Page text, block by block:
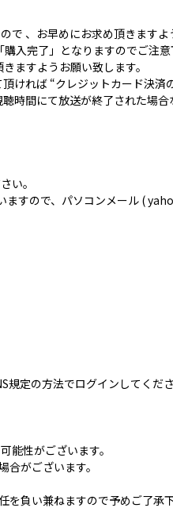
、お早めにお求め頂きますよ
入完了」となりますのでご注意
ますようお願い致します。
ければ “クレジットカード決済
時間にて放送が終了された場
い。
すので、パソコンメール (
定の方法でログインしてくださ
性がございます。
がございます。
負い兼ねますので予めご了承下